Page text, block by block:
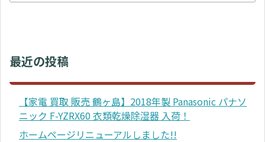
最近の投稿
【家電 買取 販売 鶴ヶ島】2018年製 Panasonic パナソ
ニック F-YZRX60 衣類乾燥除湿器 入荷！
ホームページリニューアルしました!!